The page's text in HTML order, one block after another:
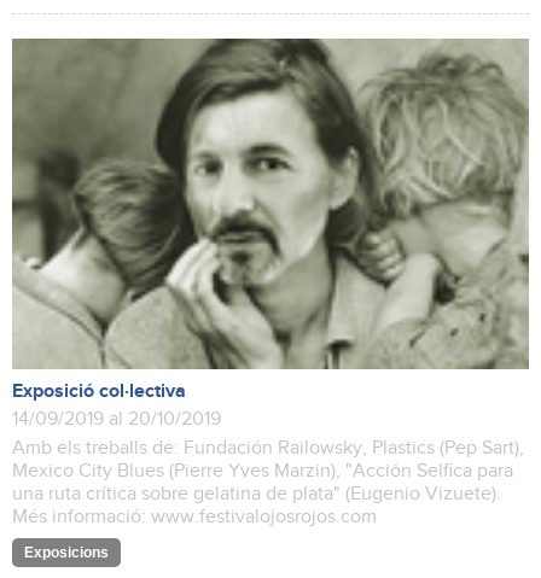
Exposició col·lectiva
14/09/2019 al 20/10/2019
Amb els treballs de: Fundación Railowsky, Plastics (Pep Sart),
Mexico City Blues (Pierre Yves Marzin), "Acción Selfica para
una ruta crítica sobre gelatina de plata" (Eugenio Vizuete).
Més informació: www.festivalojosrojos.com
Exposicions